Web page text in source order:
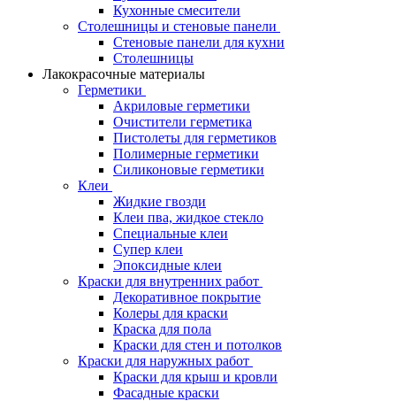
Кухонные смесители
Столешницы и стеновые панели
Стеновые панели для кухни
Столешницы
Лакокрасочные материалы
Герметики
Акриловые герметики
Очистители герметика
Пистолеты для герметиков
Полимерные герметики
Силиконовые герметики
Клеи
Жидкие гвозди
Клеи пва, жидкое стекло
Специальные клеи
Супер клеи
Эпоксидные клеи
Краски для внутренних работ
Декоративное покрытие
Колеры для краски
Краска для пола
Краски для стен и потолков
Краски для наружных работ
Краски для крыш и кровли
Фасадные краски